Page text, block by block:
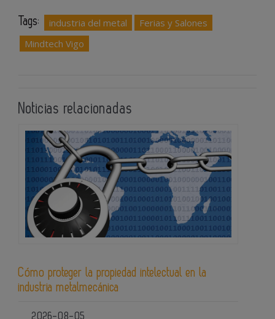
Tags: industria del metal
Ferias y Salones
Mindtech Vigo
Noticias relacionadas
Cómo proteger la propiedad intelectual en la
industria metalmecánica
2026-08-05